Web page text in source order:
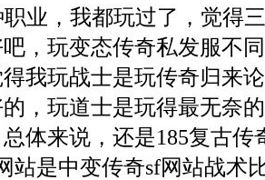
业，我都玩过了，觉得
，玩变态传奇私发服不
我玩战士是玩传奇归来
，玩道士是玩得最无奈
体来说，还是185复古传
站是中变传奇sf网站战术